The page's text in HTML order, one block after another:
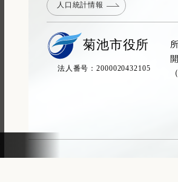
人口統計情報
菊池市役所
法人番号：2000020432105